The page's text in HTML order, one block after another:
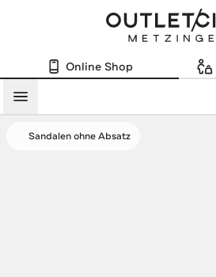
Online Shop
Menü
Sandalen ohne Absatz